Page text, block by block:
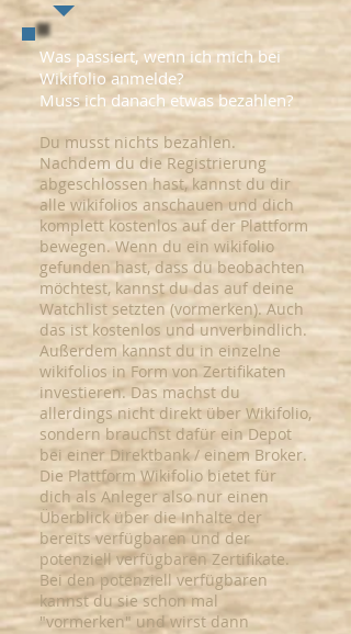
Was passiert, wenn ich mich bei
Wikifolio anmelde?
Muss ich danach etwas bezahlen?
Du musst nichts bezahlen.
Nachdem du die Registrierung
abgeschlossen hast, kannst du dir
alle wikifolios anschauen und dich
komplett kostenlos auf der Plattform
bewegen. Wenn du ein wikifolio
gefunden hast, dass du beobachten
möchtest, kannst du das auf deine
Watchlist setzten (vormerken). Auch
das ist kostenlos und unverbindlich.
Außerdem kannst du in einzelne
wikifolios in Form von Zertifikaten
investieren. Das machst du
allerdings nicht direkt über Wikifolio,
sondern brauchst dafür ein Depot
bei einer Direktbank / einem Broker.
Die Plattform Wikifolio bietet für
dich als Anleger also nur einen
Überblick über die Inhalte der
bereits verfügbaren und der
potenziell verfügbaren Zertifikate.
Bei den potenziell verfügbaren
kannst du sie schon mal
"vormerken" und wirst dann